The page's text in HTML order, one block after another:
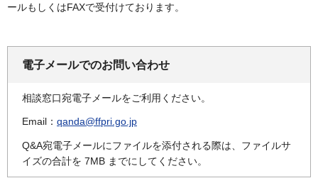
ールもしくはFAXで受付けております。
電子メールでのお問い合わせ
相談窓口宛電子メールをご利用ください。
Email： qanda@ffpri.go.jp
Q&A宛電子メールにファイルを添付される際は、ファイルサ
イズの合計を 7MB までにしてください。